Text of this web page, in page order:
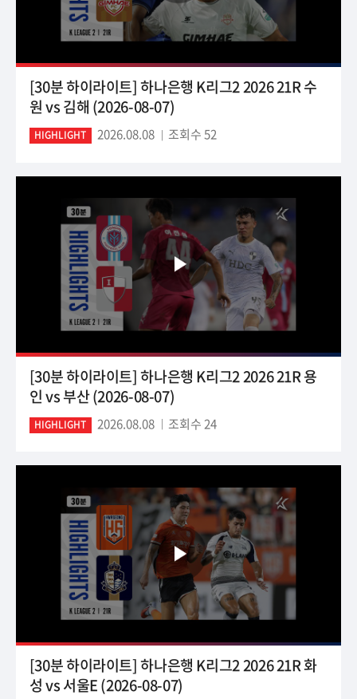
[30분 하이라이트] 하나은행 K리그2 2026 21R 수
원 vs 김해 (2026-08-07)
HIGHLIGHT 2026.08.08 조회수 52
[30분 하이라이트] 하나은행 K리그2 2026 21R 용
인 vs 부산 (2026-08-07)
HIGHLIGHT 2026.08.08 조회수 24
[30분 하이라이트] 하나은행 K리그2 2026 21R 화
성 vs 서울E (2026-08-07)